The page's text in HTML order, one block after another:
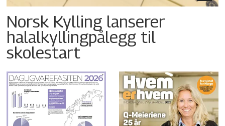
Norsk Kylling lanserer
halalkyllingpålegg til
skolestart